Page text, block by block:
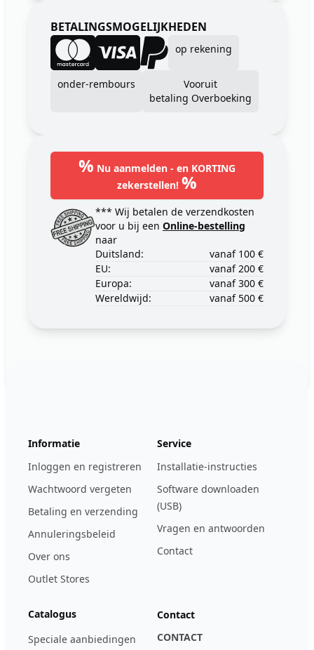
BETALINGSMOGELIJKHEDEN
op rekening
onder-rembours
Vooruit
betaling Overboeking
% Nu aanmelden - en KORTING
zekerstellen! %
*** Wij betalen de verzendkosten
voor u bij een Online-bestelling
naar
Duitsland:
vanaf 100 €
EU:
vanaf 200 €
Europa:
vanaf 300 €
Wereldwijd:
vanaf 500 €
Informatie
Inloggen en registreren
Wachtwoord vergeten
Betaling en verzending
Annuleringsbeleid
Over ons
Outlet Stores
Service
Installatie-instructies
Software downloaden
(USB)
Vragen en antwoorden
Contact
Catalogus
Speciale aanbiedingen
Contact
CONTACT